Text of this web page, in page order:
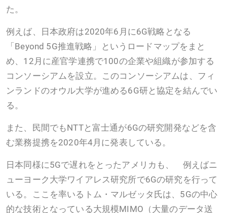
た。
例えば、日本政府は2020年6月に6G戦略となる
「Beyond 5G推進戦略」というロードマップをまと
め、12月に産官学連携で100の企業や組織が参加する
コンソーシアムを設立。このコンソーシアムは、フィ
ンランドのオウル大学が進める6G研と協定を結んでい
る。
また、民間でもNTTと富士通が6Gの研究開発などを含
む業務提携を2020年4月に発表している。
日本同様に5Gで遅れをとったアメリカも、 例えばニ
ューヨーク大学ワイアレス研究所で6Gの研究を行って
いる。ここを率いるトム・マルゼッタ氏は、5Gの中心
的な技術となっている大規模MIMO（大量のデータ送